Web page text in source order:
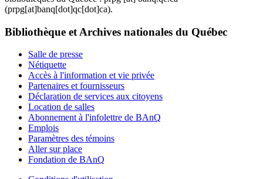
(prpg[at]banq[dot]qc[dot]ca).
Bibliothèque et Archives nationales du Québec
Salle de presse
Nétiquette
Accès à l'information et vie privée
Partenaires et fournisseurs
Déclaration de services aux citoyens
Location de salles
Abonnement à l'infolettre de BAnQ
Emplois
Paramètres des témoins
Aller sur place
Fondation de BAnQ